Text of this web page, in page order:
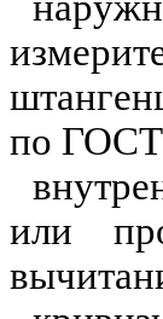
измери
штан
по
или
вычитан